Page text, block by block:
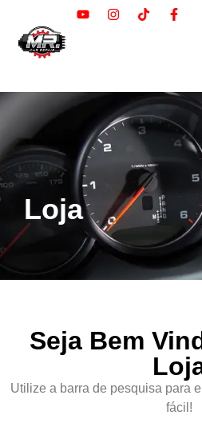
Loja
Seja Bem
Utilize a barra de pesquisa para
fácil!